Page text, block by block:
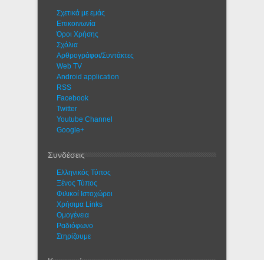
Σχετικά με εμάς
Eπικοινωνία
Όροι Χρήσης
Σχόλια
Αρθρογράφοι/Συντάκτες
Web TV
Android application
RSS
Facebook
Twitter
Youtube Channel
Google+
Συνδέσεις
Ελληνικός Τύπος
Ξένος Τύπος
Φιλικοί Ιστοχώροι
Χρήσιμα Links
Ομογένεια
Ραδιόφωνο
Στηρίζουμε